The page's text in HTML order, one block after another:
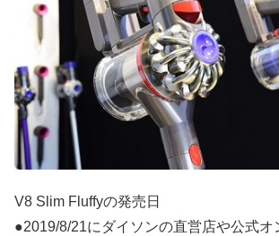
V8 Slim Fluffyの発売日
●2019/8/21にダイソンの直営店や公式オ